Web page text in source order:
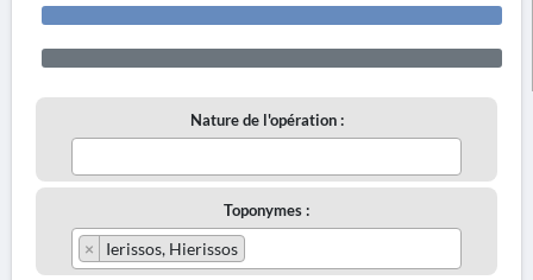
Nature de l'opération :
Toponymes :
× Ierissos, Hierissos